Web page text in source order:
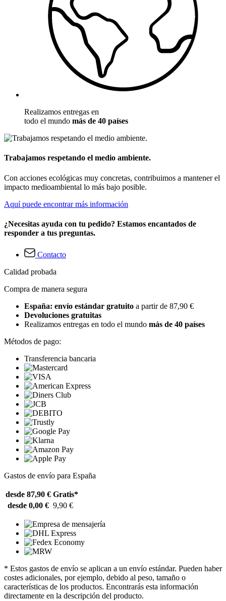
Realizamos entregas en
todo el mundo más de 40 países
Trabajamos respetando el medio ambiente.
Con acciones ecológicas muy concretas, contribuimos a mantener el
impacto medioambiental lo más bajo posible.
Aquí puede encontrar más información
¿Necesitas ayuda con tu pedido? Estamos encantados de
responder a tus preguntas.
Contacto
Calidad probada
Compra de manera segura
España: envío estándar gratuito a partir de 87,90 €
Devoluciones gratuitas
Realizamos entregas en todo el mundo más de 40 países
Métodos de pago:
Transferencia bancaria
Gastos de envío para España
desde 87,90 € Gratis*
desde 0,00 € 9,90 €
* Estos gastos de envío se aplican a un envío estándar. Pueden haber
costes adicionales, por ejemplo, debido al peso, tamaño o
características de los productos. Encontrarás esta información
directamente en la descripción del producto.